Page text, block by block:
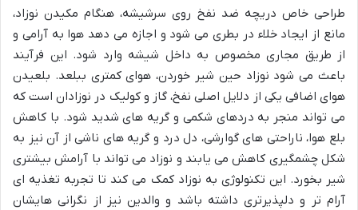
طراحی خاص دریچه ضد نفخ روی سرشیشه، هنگام مکیدن نوزاد،
مانع از ایجاد خلاء در بطری می شود و اجازه می دهد هوا به آرامی و
از طریق مجاری مخصوص به داخل شیشه وارد شود. این فرآیند
باعث می شود نوزاد حین شیر خوردن، هوای کمتری ببلعد. بلعیدن
هوای اضافی یکی از دلایل اصلی نفخ، گاز و کولیک در نوزادان است که
می تواند منجر به دردهای شکمی و گریه های شدید شود. با کاهش
بلع هوا، ناراحتی های گوارشی، دل درد و گریه های ناشی از آن نیز به
شکل چشمگیری کاهش می یابند و نوزاد می تواند با آرامش بیشتری
شیر بخورد. این تکنولوژی به نوزاد کمک می کند تا تجربه تغذیه ای
آرام تر و دلپذیرتری داشته باشد و والدین نیز از نگرانی هایشان